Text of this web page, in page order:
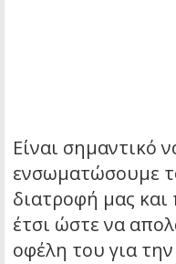
Είναι σημαντικό
ενσωματώσουμε
διατροφή μας
έτσι ώστε να
οφέλη του για